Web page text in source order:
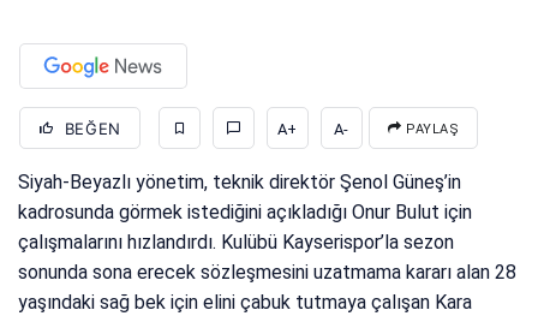
BEĞEN A+ A- PAYLAŞ
Siyah-Beyazlı yönetim, teknik direktör Şenol Güneş’in
kadrosunda görmek istediğini açıkladığı Onur Bulut için
çalışmalarını hızlandırdı. Kulübü Kayserispor’la sezon
sonunda sona erecek sözleşmesini uzatmama kararı alan 28
yaşındaki sağ bek için elini çabuk tutmaya çalışan Kara